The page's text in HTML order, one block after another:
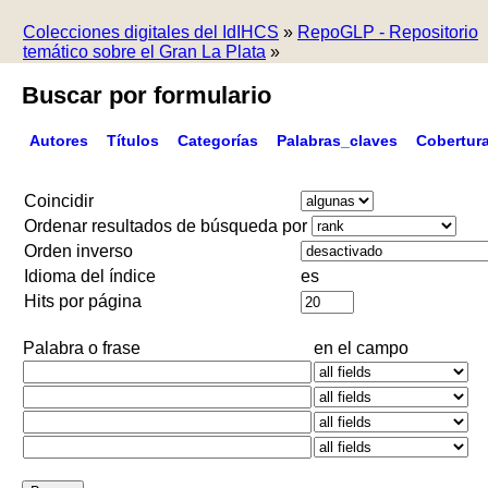
Colecciones digitales del IdIHCS » RepoGLP - Repositorio
temático sobre el Gran La Plata »
Buscar por formulario
Autores Títulos Categorías Palabras_claves
Coincidir
Ordenar resultados de búsqueda por
Orden inverso
Idioma del índice
es
Hits por página
Palabra o frase en el campo